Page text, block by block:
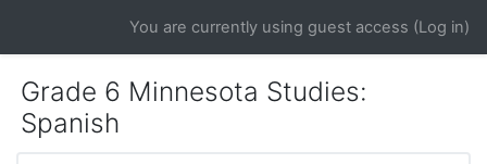
You are currently using guest access (Log in)
Grade 6 Minnesota Studies:
Spanish